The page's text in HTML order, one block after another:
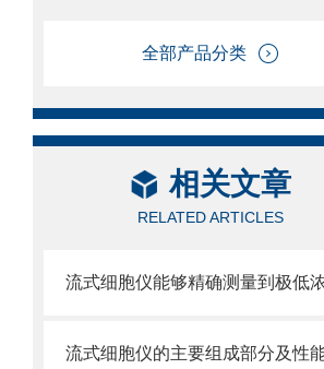
全部产品分类
相关文章
RELATED ARTICLES
流式细胞仪的主要组成部分及性